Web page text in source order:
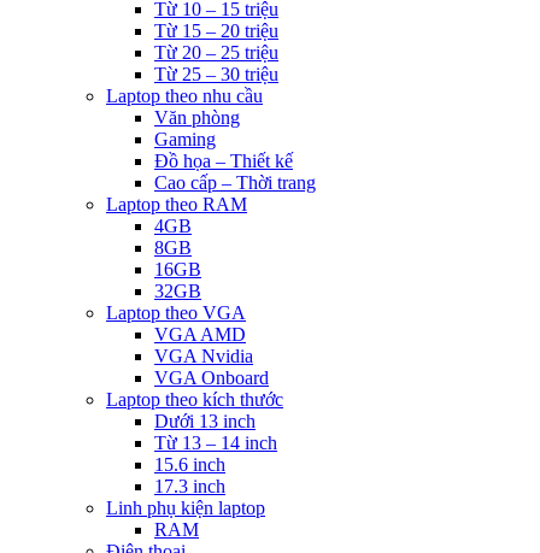
Từ 10 – 15 triệu
Từ 15 – 20 triệu
Từ 20 – 25 triệu
Từ 25 – 30 triệu
Laptop theo nhu cầu
Văn phòng
Gaming
Đồ họa – Thiết kế
Cao cấp – Thời trang
Laptop theo RAM
4GB
8GB
16GB
32GB
Laptop theo VGA
VGA AMD
VGA Nvidia
VGA Onboard
Laptop theo kích thước
Dưới 13 inch
Từ 13 – 14 inch
15.6 inch
17.3 inch
Linh phụ kiện laptop
RAM